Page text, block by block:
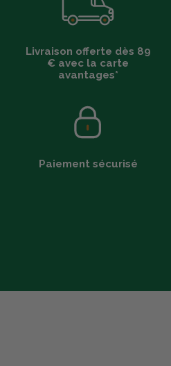
Livraison offerte dès 89
€ avec la carte
avantages*
Paiement sécurisé